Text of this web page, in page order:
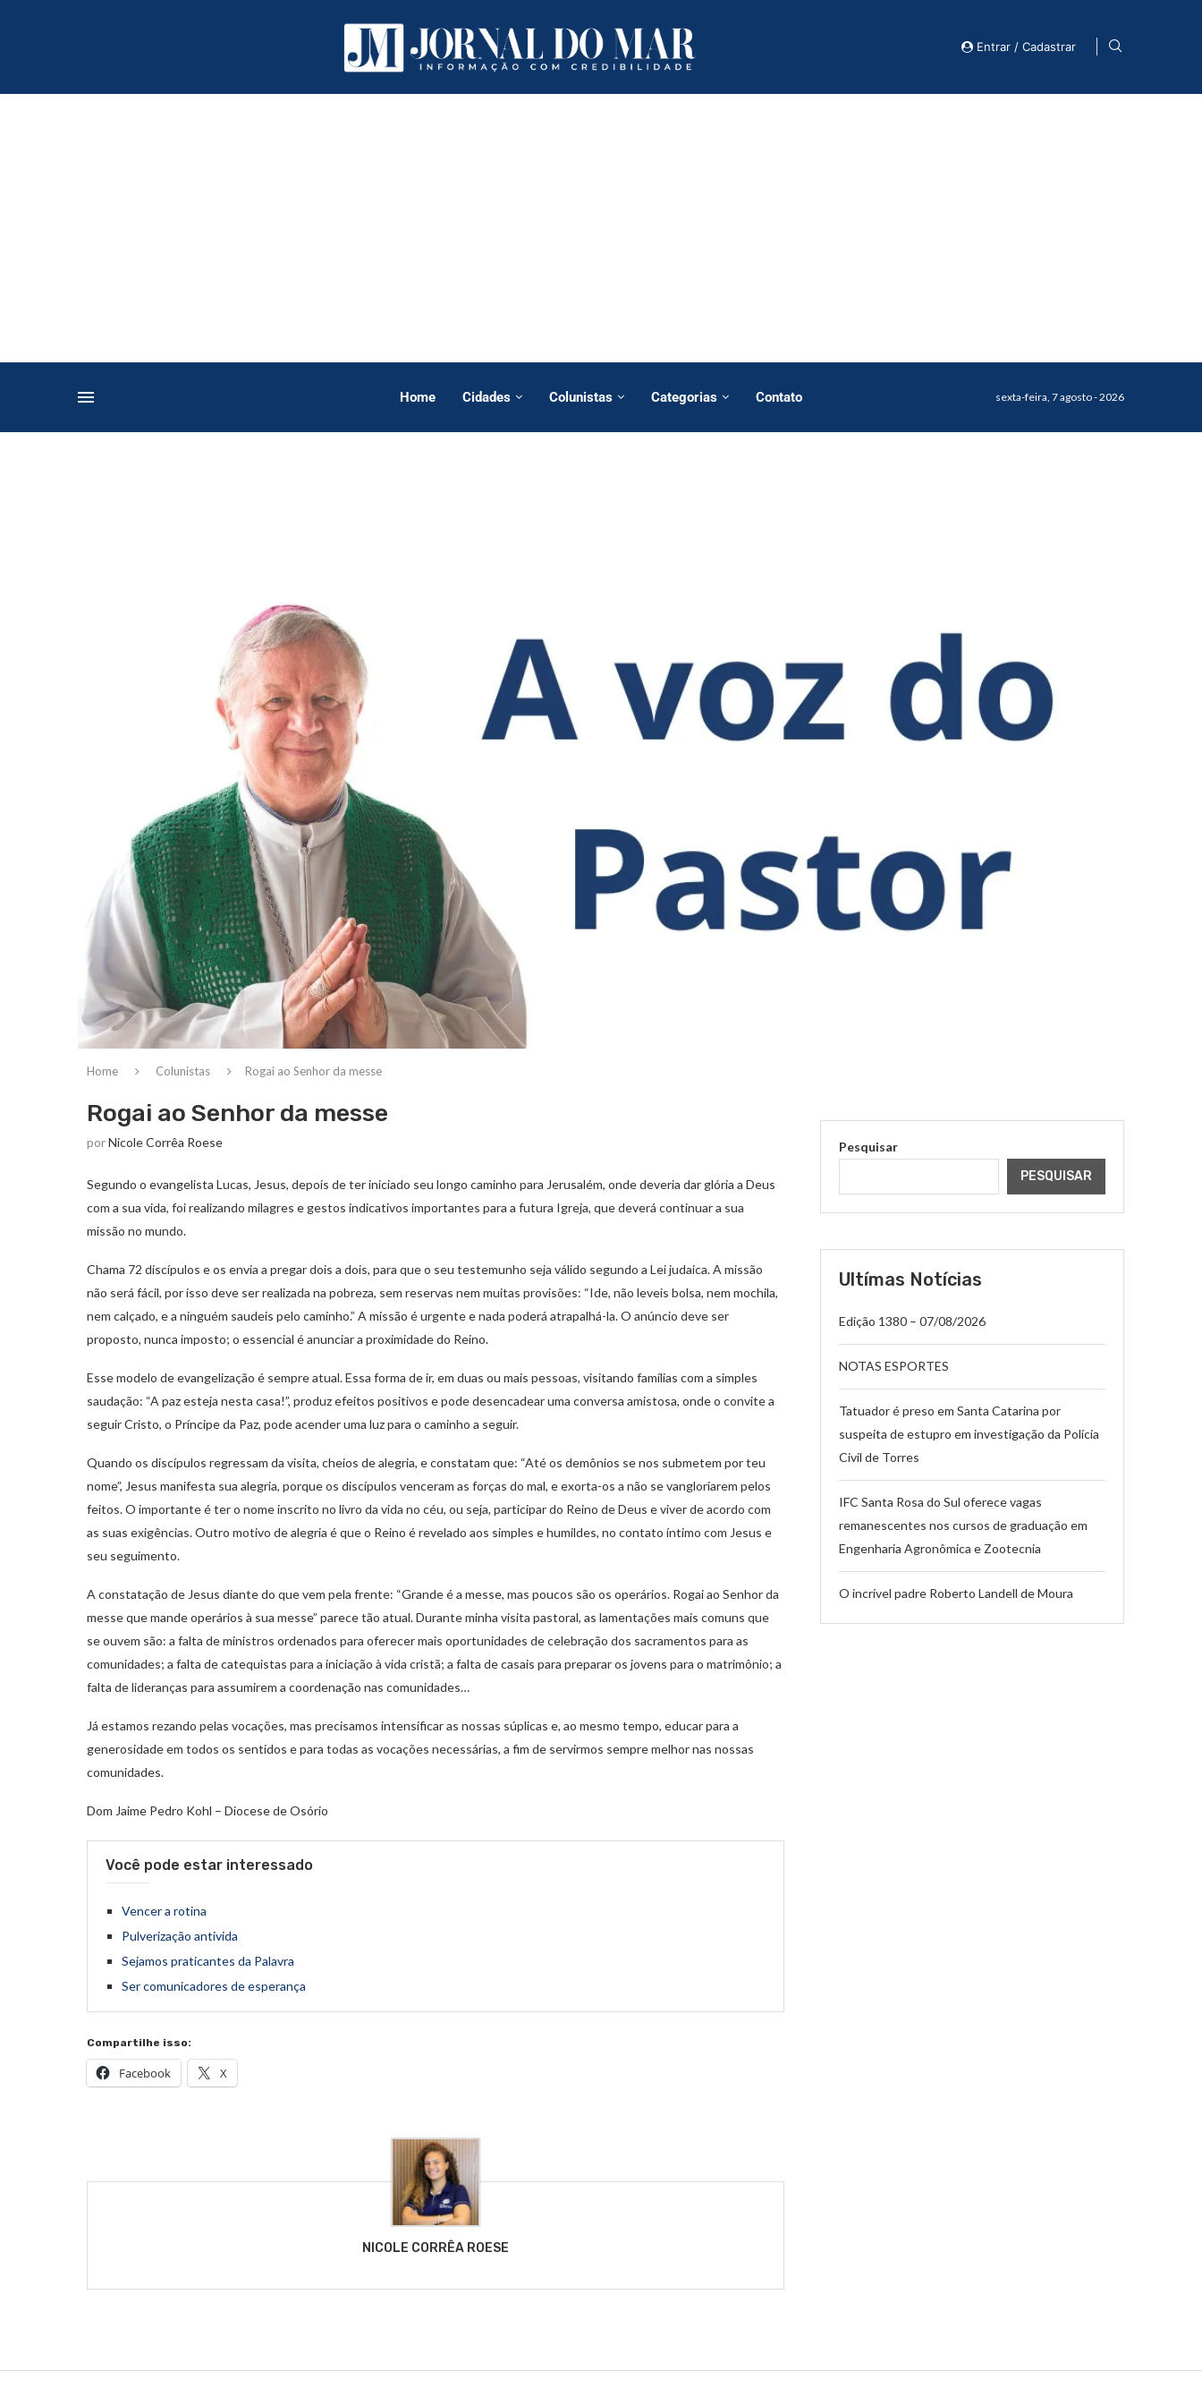
Entrar / Cadastrar
Home Cidades Colunistas Categorias Contato sexta-feira, 7 agosto - 2026
Home Colunistas Rogai ao Senhor da messe
Rogai ao Senhor da messe
porNicole Corrêa Roese
Segundo o evangelista Lucas, Jesus, depois de ter iniciado seu longo caminho para Jerusalém, onde deveria dar glória a Deus
com a sua vida, foi realizando milagres e gestos indicativos importantes para a futura Igreja, que deverá continuar a sua
missão no mundo.
Chama 72 discípulos e os envia a pregar dois a dois, para que o seu testemunho seja válido segundo a Lei judaica. A missão
não será fácil, por isso deve ser realizada na pobreza, sem reservas nem muitas provisões: “Ide, não leveis bolsa, nem mochila,
nem calçado, e a ninguém saudeis pelo caminho.” A missão é urgente e nada poderá atrapalhá-la. O anúncio deve ser
proposto, nunca imposto; o essencial é anunciar a proximidade do Reino.
Esse modelo de evangelização é sempre atual. Essa forma de ir, em duas ou mais pessoas, visitando famílias com a simples
saudação: “A paz esteja nesta casa!”, produz efeitos positivos e pode desencadear uma conversa amistosa, onde o convite a
seguir Cristo, o Príncipe da Paz, pode acender uma luz para o caminho a seguir.
Quando os discípulos regressam da visita, cheios de alegria, e constatam que: “Até os demônios se nos submetem por teu
nome”, Jesus manifesta sua alegria, porque os discípulos venceram as forças do mal, e exorta-os a não se vangloriarem pelos
feitos. O importante é ter o nome inscrito no livro da vida no céu, ou seja, participar do Reino de Deus e viver de acordo com
as suas exigências. Outro motivo de alegria é que o Reino é revelado aos simples e humildes, no contato íntimo com Jesus e
seu seguimento.
A constatação de Jesus diante do que vem pela frente: “Grande é a messe, mas poucos são os operários. Rogai ao Senhor da
messe que mande operários à sua messe” parece tão atual. Durante minha visita pastoral, as lamentações mais comuns que
se ouvem são: a falta de ministros ordenados para oferecer mais oportunidades de celebração dos sacramentos para as
comunidades; a falta de catequistas para a iniciação à vida cristã; a falta de casais para preparar os jovens para o matrimônio; a
falta de lideranças para assumirem a coordenação nas comunidades…
Já estamos rezando pelas vocações, mas precisamos intensificar as nossas súplicas e, ao mesmo tempo, educar para a
generosidade em todos os sentidos e para todas as vocações necessárias, a fim de servirmos sempre melhor nas nossas
comunidades.
Dom Jaime Pedro Kohl – Diocese de Osório
Você pode estar interessado
Vencer a rotina
Pulverização antivida
Sejamos praticantes da Palavra
Ser comunicadores de esperança
Compartilhe isso:
Facebook X
NICOLE CORRÊA ROESE
Pesquisar
PESQUISAR
Ultímas Notícias
Edição 1380 – 07/08/2026
NOTAS ESPORTES
Tatuador é preso em Santa Catarina por
suspeita de estupro em investigação da Polícia
Civil de Torres
IFC Santa Rosa do Sul oferece vagas
remanescentes nos cursos de graduação em
Engenharia Agronômica e Zootecnia
O incrível padre Roberto Landell de Moura